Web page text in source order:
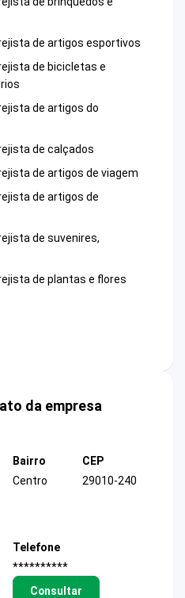
de artigos esportivos
de bicicletas e
de artigos do
de calçados
de artigos de viagem
de artigos de
de suvenires,
de plantas e flores
da empresa
Bairro
Centro
CEP
29010-240
Telefone
**********
Consultar